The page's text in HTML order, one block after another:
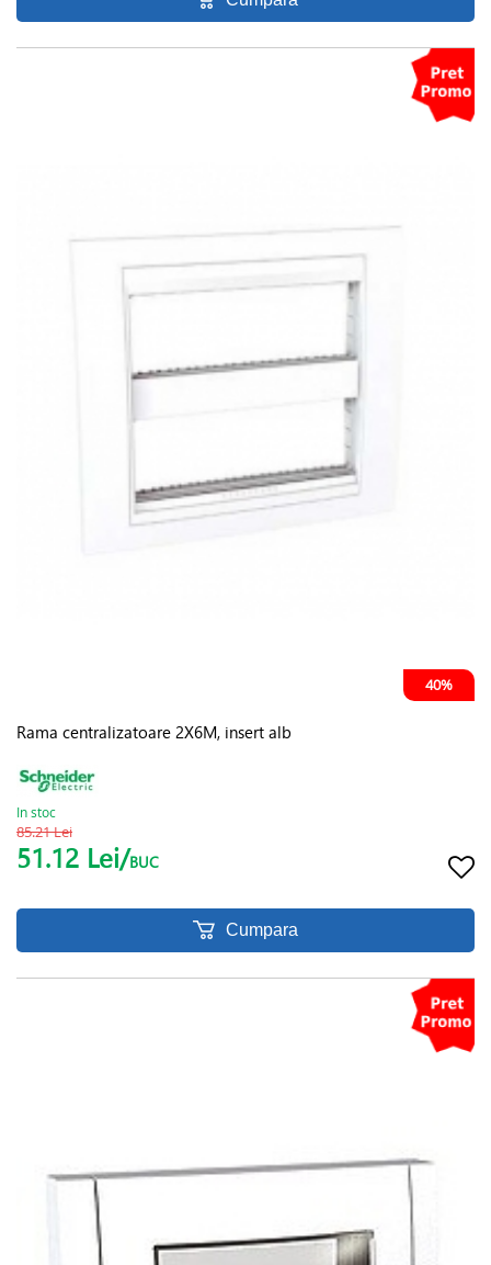
40%
Rama centralizatoare 2X6M, insert alb
In stoc
85.21 Lei
51.12 Lei/BUC
Cumpara